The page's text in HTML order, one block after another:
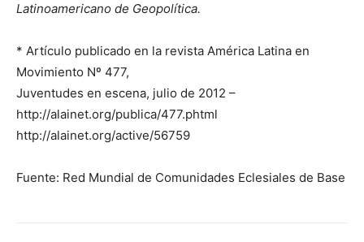
Latinoamericano de Geopolítica.
* Artículo publicado en la revista América Latina en
Movimiento Nº 477,
Juventudes en escena, julio de 2012 –
http://alainet.org/publica/477.phtml
http://alainet.org/active/56759
Fuente: Red Mundial de Comunidades Eclesiales de Base